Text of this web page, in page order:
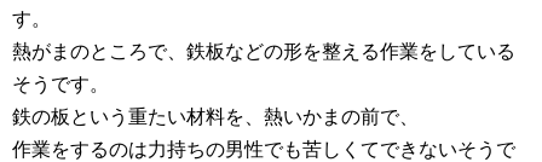
す。
熱がまのところで、鉄板などの形を整える作業をしている
そうです。
鉄の板という重たい材料を、熱いかまの前で、
作業をするのは力持ちの男性でも苦しくてできないそうで